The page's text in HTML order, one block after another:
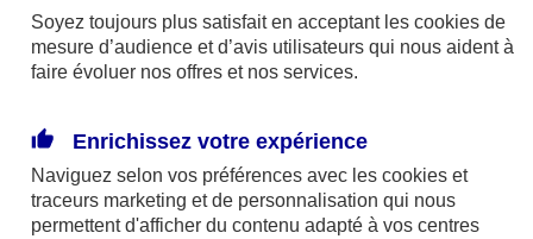
AXA France IARD et AXA France Vie sont
mandataires exclusifs en opérations de
246 et n°13 005 764 (consultable
surwww.orias.fr)
Soyez toujours plus satisfait en acceptant les cookies de
mesure d’audience et d’avis utilisateurs qui nous aident à
faire évoluer nos offres et nos services.
Enrichissez votre expérience
Naviguez selon vos préférences avec les cookies et
traceurs marketing et de personnalisation qui nous
permettent d'afficher du contenu adapté à vos centres